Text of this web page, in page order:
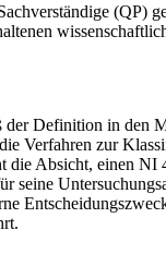
(QP)
Definition in den
zur
Absicht, einen